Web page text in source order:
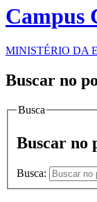
Campus
MINISTÉRIO DA
Buscar no
Busca
Buscar no
Busca: